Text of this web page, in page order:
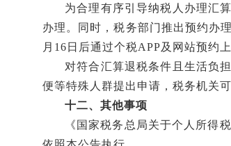
为合理有序引导纳税人办理汇
办理。同时，税务部门推出预约办
月16日后通过个税APP及网站预约
对符合汇算退税条件且生活负
便等特殊人群提出申请，税务机关
十二、其他事项
《国家税务总局关于个人所得